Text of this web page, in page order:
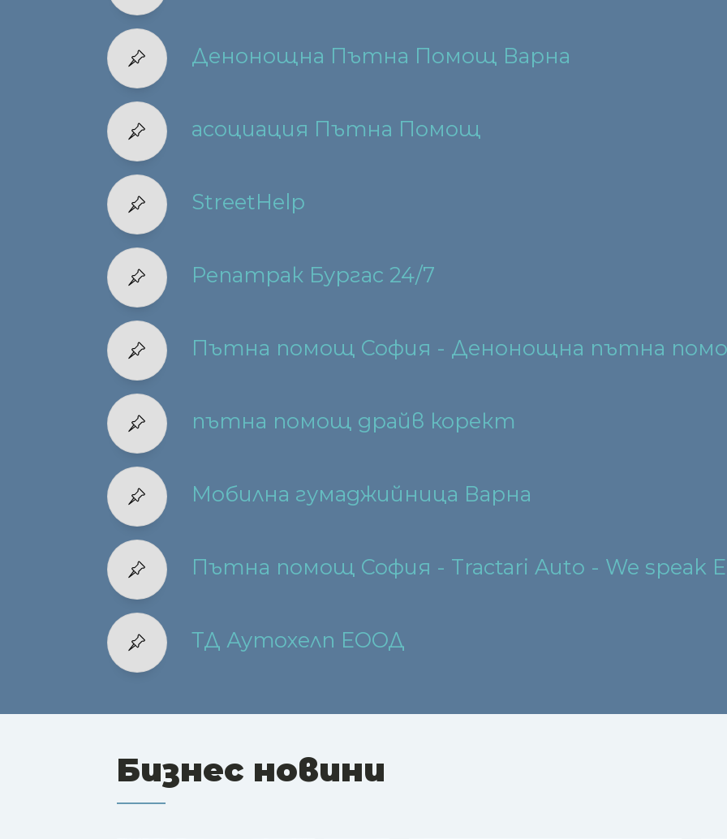
Денонощна Пътна Помощ Варна
асоциация Пътна Помощ
StreetHelp
Репатрак Бургас 24/7
Пътна помощ София - Денонощна пътна
пътна помощ драйв корект
Мобилна гумаджийница Варна
Пътна помощ София - Tractari Auto - We speak
ТД Аутохелп ЕООД
Бизнес новини